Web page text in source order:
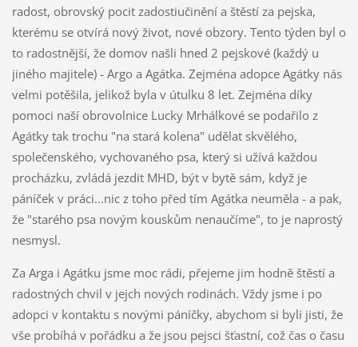
radost, obrovský pocit zadostiučinění a štěstí za pejska,
kterému se otvírá nový život, nové obzory. Tento týden byl o
to radostnější, že domov našli hned 2 pejskové (každý u
jiného majitele) - Argo a Agátka. Zejména adopce Agátky nás
velmi potěšila, jelikož byla v útulku 8 let. Zejména díky
pomoci naší obrovolnice Lucky Mrhálkové se podařilo z
Agátky tak trochu "na stará kolena" udělat skvělého,
společenského, vychovaného psa, který si užívá každou
procházku, zvládá jezdit MHD, být v bytě sám, když je
páníček v práci...nic z toho před tím Agátka neuměla - a pak,
že "starého psa novým kouskům nenaučíme", to je naprostý
nesmysl.
Za Arga i Agátku jsme moc rádi, přejeme jim hodně štěstí a
radostných chvil v jejch nových rodinách. Vždy jsme i po
adopci v kontaktu s novými páníčky, abychom si byli jisti, že
vše probíhá v pořádku a že jsou pejsci šťastní, což čas o času